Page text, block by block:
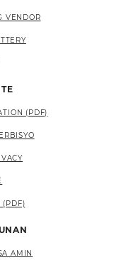
VENDOR
(PDF)
(PDF)
AMIN